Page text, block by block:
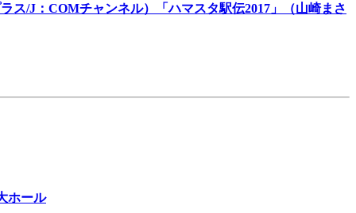
ス/J：COMチャンネル）「ハマスタ駅伝2017」（山崎まさ
ホール